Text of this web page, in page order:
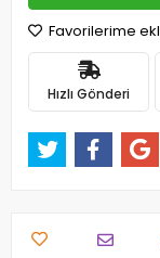
Favorilerime
Hızlı Gönderi